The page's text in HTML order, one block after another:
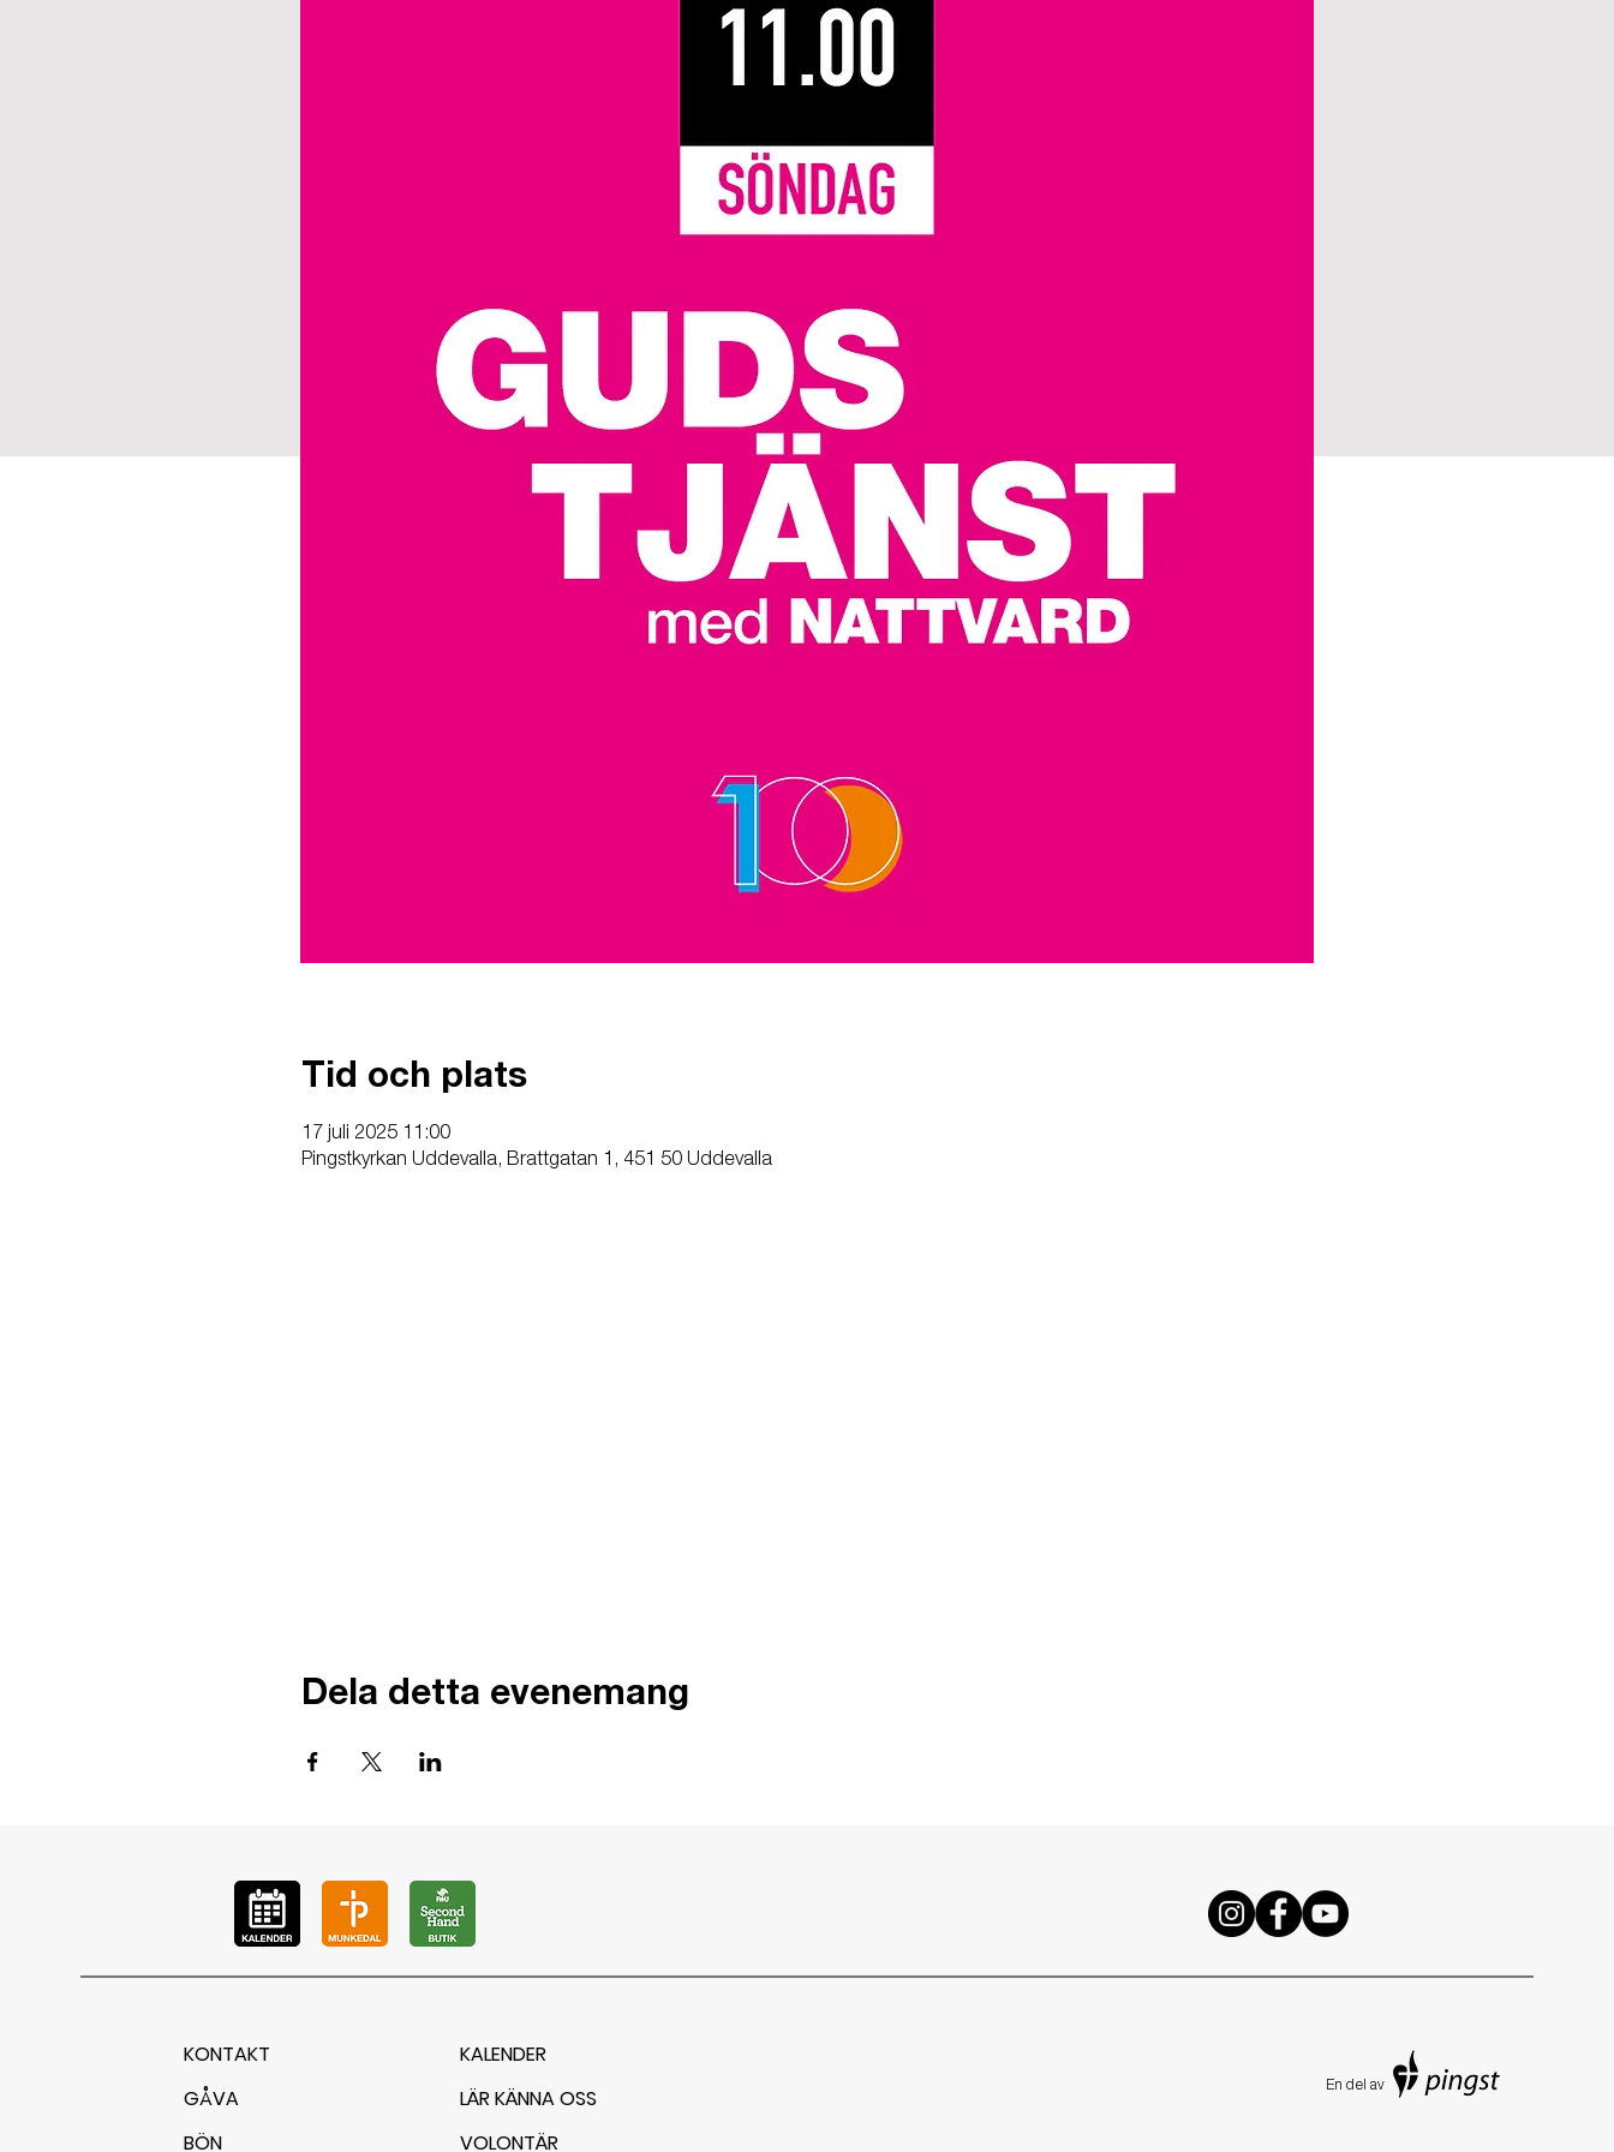
Tid och plats
17 juli 2025 11:00
Pingstkyrkan Uddevalla, Brattgatan 1, 451 50 Uddevalla
Dela detta evenemang
KONTAKT
GÅVA
BÖN
KALENDER
LÄR KÄNNA OSS
VOLONTÄR
En del av